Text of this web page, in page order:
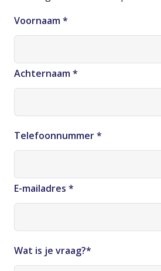
Voornaam*
Achternaam*
Telefoonnummer*
E-mailadres *
Wat is je vraag?*